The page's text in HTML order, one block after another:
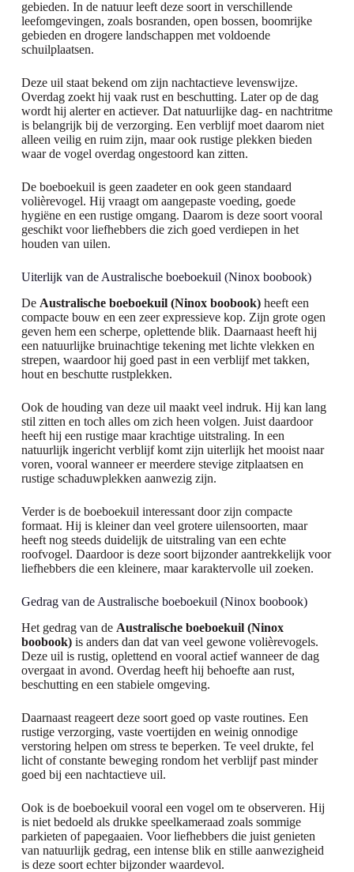
gebieden. In de natuur leeft deze soort in verschillende
leefomgevingen, zoals bosranden, open bossen, boomrijke
gebieden en drogere landschappen met voldoende
schuilplaatsen.
Deze uil staat bekend om zijn nachtactieve levenswijze.
Overdag zoekt hij vaak rust en beschutting. Later op de dag
wordt hij alerter en actiever. Dat natuurlijke dag- en nachtritme
is belangrijk bij de verzorging. Een verblijf moet daarom niet
alleen veilig en ruim zijn, maar ook rustige plekken bieden
waar de vogel overdag ongestoord kan zitten.
De boeboekuil is geen zaadeter en ook geen standaard
volièrevogel. Hij vraagt om aangepaste voeding, goede
hygiëne en een rustige omgang. Daarom is deze soort vooral
geschikt voor liefhebbers die zich goed verdiepen in het
houden van uilen.
Uiterlijk van de Australische boeboekuil (Ninox boobook)
De Australische boeboekuil (Ninox boobook)heeft een
compacte bouw en een zeer expressieve kop. Zijn grote ogen
geven hem een scherpe, oplettende blik. Daarnaast heeft hij
een natuurlijke bruinachtige tekening met lichte vlekken en
strepen, waardoor hij goed past in een verblijf met takken,
hout en beschutte rustplekken.
Ook de houding van deze uil maakt veel indruk. Hij kan lang
stil zitten en toch alles om zich heen volgen. Juist daardoor
heeft hij een rustige maar krachtige uitstraling. In een
natuurlijk ingericht verblijf komt zijn uiterlijk het mooist naar
voren, vooral wanneer er meerdere stevige zitplaatsen en
rustige schaduwplekken aanwezig zijn.
Verder is de boeboekuil interessant door zijn compacte
formaat. Hij is kleiner dan veel grotere uilensoorten, maar
heeft nog steeds duidelijk de uitstraling van een echte
roofvogel. Daardoor is deze soort bijzonder aantrekkelijk voor
liefhebbers die een kleinere, maar karaktervolle uil zoeken.
Gedrag van de Australische boeboekuil (Ninox boobook)
Het gedrag van de Australische boeboekuil (Ninox
boobook)is anders dan dat van veel gewone volièrevogels.
Deze uil is rustig, oplettend en vooral actief wanneer de dag
overgaat in avond. Overdag heeft hij behoefte aan rust,
beschutting en een stabiele omgeving.
Daarnaast reageert deze soort goed op vaste routines. Een
rustige verzorging, vaste voertijden en weinig onnodige
verstoring helpen om stress te beperken. Te veel drukte, fel
licht of constante beweging rondom het verblijf past minder
goed bij een nachtactieve uil.
Ook is de boeboekuil vooral een vogel om te observeren. Hij
is niet bedoeld als drukke speelkameraad zoals sommige
parkieten of papegaaien. Voor liefhebbers die juist genieten
van natuurlijk gedrag, een intense blik en stille aanwezigheid
is deze soort echter bijzonder waardevol.